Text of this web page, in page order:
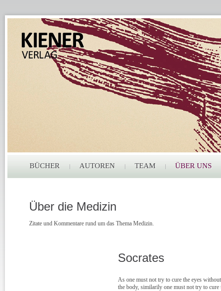
BÜCHER AUTOREN TEAM ÜBER UNS
Über die Medizin
Zitate und Kommentare rund um das Thema Medizin.
Socrates
As one must not try to cure the eyes
the body, similarily one must not try to